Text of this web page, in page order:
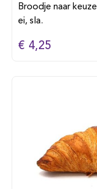
Broodje naar
ei, sla.
€ 4,25